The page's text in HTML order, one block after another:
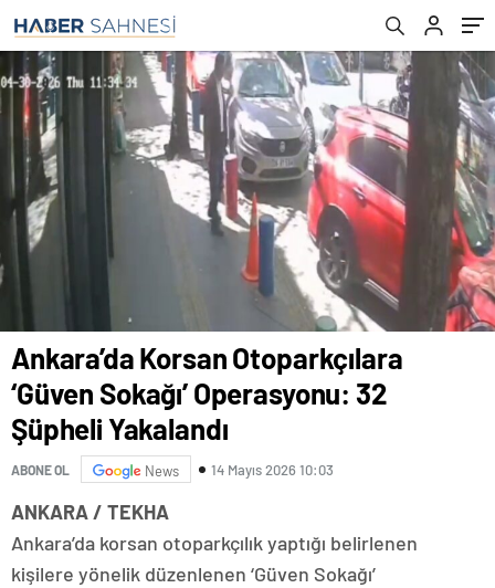
Ankara’da Korsan Otoparkçılara
‘Güven Sokağı’ Operasyonu: 32
Şüpheli Yakalandı
ABONE OL News 14 Mayıs 2026 10:03
ANKARA / TEKHA
Ankara’da korsan otoparkçılık yaptığı belirlenen
kişilere yönelik düzenlenen ‘Güven Sokağı’